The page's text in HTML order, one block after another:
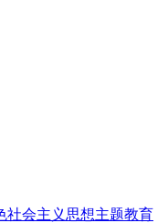
社会主义思想主题教育